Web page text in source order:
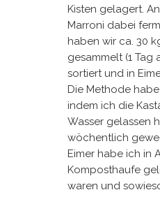
Kisten gelagert.
Marroni dabei
haben wir ca. 30
gesammelt (1 Tag
sortiert und in
Die Methode
indem ich die
Wasser gelassen
wöchentlich
Eimer habe ich in
Komposthaufe
waren und